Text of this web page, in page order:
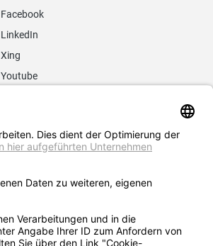
Facebook
LinkedIn
Xing
Youtube